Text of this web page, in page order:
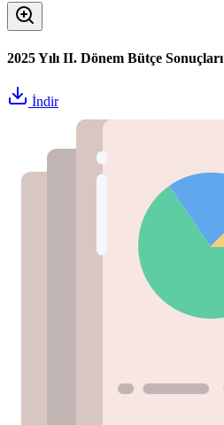
2025 Yılı II. Dönem Bütçe Sonuçları
İndir